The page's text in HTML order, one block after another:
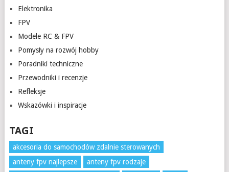
Elektronika
FPV
Modele RC & FPV
Pomysły na rozwój hobby
Poradniki techniczne
Przewodniki i recenzje
Refleksje
Wskazówki i inspiracje
TAGI
akcesoria do samochodów zdalnie sterowanych
anteny fpv najlepsze
anteny fpv rodzaje